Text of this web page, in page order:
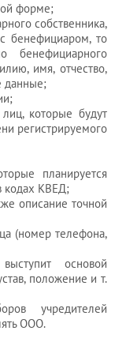
форме;
собственника,
бенефициаром, то
бенефициарного
имя, отчество,
данные;
которые будут
регистрируемого
планируется
кодах КВЕД;
описание точной
(номер телефона,
основой
положение и т.
учредителей
ООО.